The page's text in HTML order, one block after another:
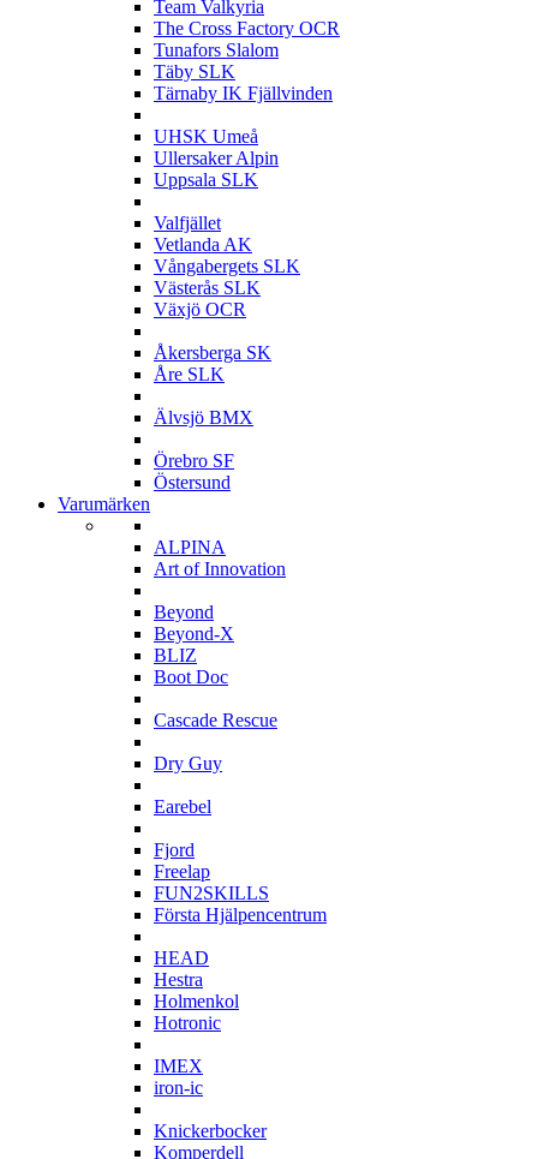
Team Valkyria
The Cross Factory OCR
Tunafors Slalom
Täby SLK
Tärnaby IK Fjällvinden
UHSK Umeå
Ullersaker Alpin
Uppsala SLK
Valfjället
Vetlanda AK
Vångabergets SLK
Västerås SLK
Växjö OCR
Åkersberga SK
Åre SLK
Älvsjö BMX
Örebro SF
Östersund
Varumärken
ALPINA
Art of Innovation
Beyond
Beyond-X
BLIZ
Boot Doc
Cascade Rescue
Dry Guy
Earebel
Fjord
Freelap
FUN2SKILLS
Första Hjälpencentrum
HEAD
Hestra
Holmenkol
Hotronic
IMEX
iron-ic
Knickerbocker
Komperdell